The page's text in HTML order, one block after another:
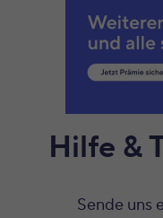
Hilfe &
Sende uns